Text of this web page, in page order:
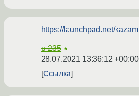
https://launchpad.net/kazam
u-235 ★
28.07.2021 13:36:12 +00:00
Ссылка